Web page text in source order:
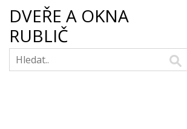
DVEŘE A OKNA
RUBLIČ